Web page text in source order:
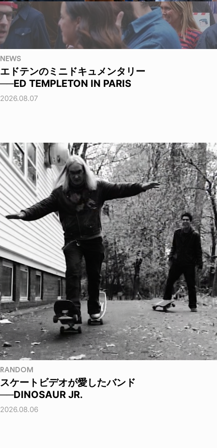
NEWS
エドテンのミニドキュメンタリー
──ED TEMPLETON IN PARIS
2026.08.07
RANDOM
スケートビデオが愛したバンド
──DINOSAUR JR.
2026.08.06